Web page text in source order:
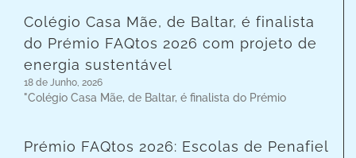
Colégio Casa Mãe, de Baltar, é finalista
do Prémio FAQtos 2026 com projeto de
energia sustentável
18 de Junho, 2026
"Colégio Casa Mãe, de Baltar, é finalista do Prémio
Prémio FAQtos 2026: Escolas de Penafiel